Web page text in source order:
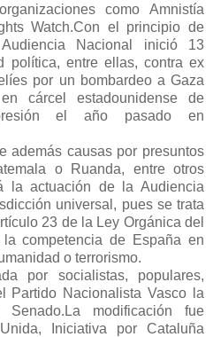
como Amnistía
Watch.Con el principio de
Nacional inició 13
política, entre ellas, contra ex
por un bombardeo a Gaza
cárcel estadounidense de
el año pasado en
además causas por presuntos
o Ruanda, entre otros
la actuación de la Audiencia
universal, pues se trata
23 de la Ley Orgánica del
competencia de España en
o terrorismo.
por socialistas, populares,
Partido Nacionalista Vasco la
modificación fue
Iniciativa por Cataluña